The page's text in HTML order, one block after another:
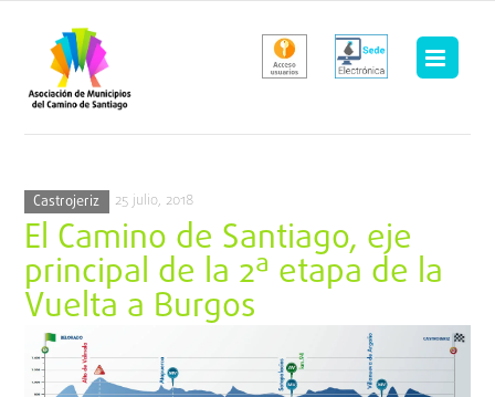
contenido
Castrojeriz 25 julio, 2018
El Camino de Santiago, eje
principal de la 2ª etapa de la
Vuelta a Burgos